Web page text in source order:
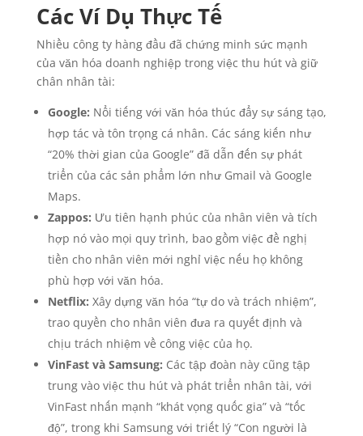
Các Ví Dụ Thực Tế
Nhiều công ty hàng đầu đã chứng minh sức mạnh
của văn hóa doanh nghiệp trong việc thu hút và giữ
chân nhân tài:
Google: Nổi tiếng với văn hóa thúc đẩy sự sáng tạo,
hợp tác và tôn trọng cá nhân. Các sáng kiến như
“20% thời gian của Google” đã dẫn đến sự phát
triển của các sản phẩm lớn như Gmail và Google
Maps.
Zappos: Ưu tiên hạnh phúc của nhân viên và tích
hợp nó vào mọi quy trình, bao gồm việc đề nghị
tiền cho nhân viên mới nghỉ việc nếu họ không
phù hợp với văn hóa.
Netflix: Xây dựng văn hóa “tự do và trách nhiệm”,
trao quyền cho nhân viên đưa ra quyết định và
chịu trách nhiệm về công việc của họ.
VinFast và Samsung: Các tập đoàn này cũng tập
trung vào việc thu hút và phát triển nhân tài, với
VinFast nhấn mạnh “khát vọng quốc gia” và “tốc
độ”, trong khi Samsung với triết lý “Con người là